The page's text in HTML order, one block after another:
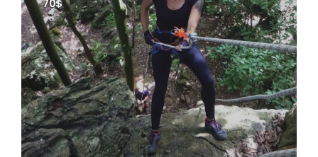
70$